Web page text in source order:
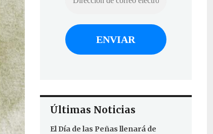
Últimas Noticias
El Día de las Peñas llenará de